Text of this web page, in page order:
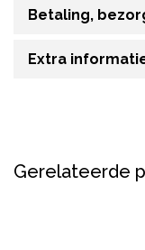
Betaling,
Extra
Gerelateerde